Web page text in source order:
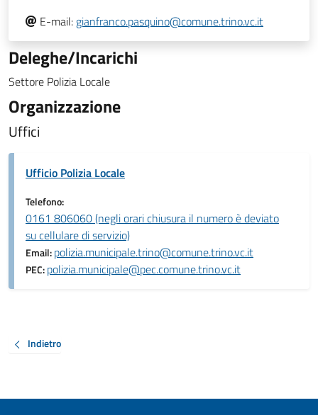
E-mail: gianfranco.pasquino@comune.trino.vc.it
Deleghe/Incarichi
Settore Polizia Locale
Organizzazione
Uffici
Ufficio Polizia Locale
Telefono:
0161 806060 (negli orari chiusura il numero è deviato
su cellulare di servizio)
Email:polizia.municipale.trino@comune.trino.vc.it
PEC:polizia.municipale@pec.comune.trino.vc.it
Indietro